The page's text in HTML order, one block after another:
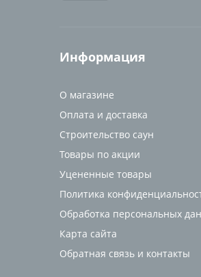
Информация
О магазине
Оплата и доставка
Строительство саун
Товары по акции
Уцененные товары
Политика
Обработка персональных
Карта сайта
Обратная связь и контакты